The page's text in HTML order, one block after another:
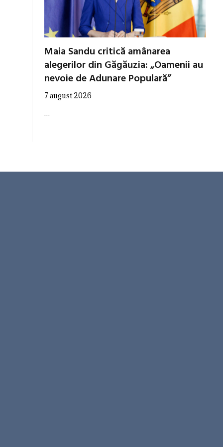
Maia Sandu critică amânarea
alegerilor din Găgăuzia: „Oamenii au
nevoie de Adunare Populară”
7 august 2026
…